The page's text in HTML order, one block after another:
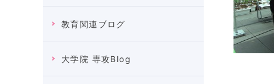
教育関連ブログ
大学院 専攻Blog